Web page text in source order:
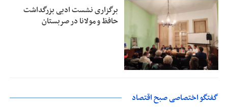
برگزاری نشست ادبی بزرگداشت
حافظ و مولانا در صربستان
گفتگو اختصاصی صبح اقتصاد